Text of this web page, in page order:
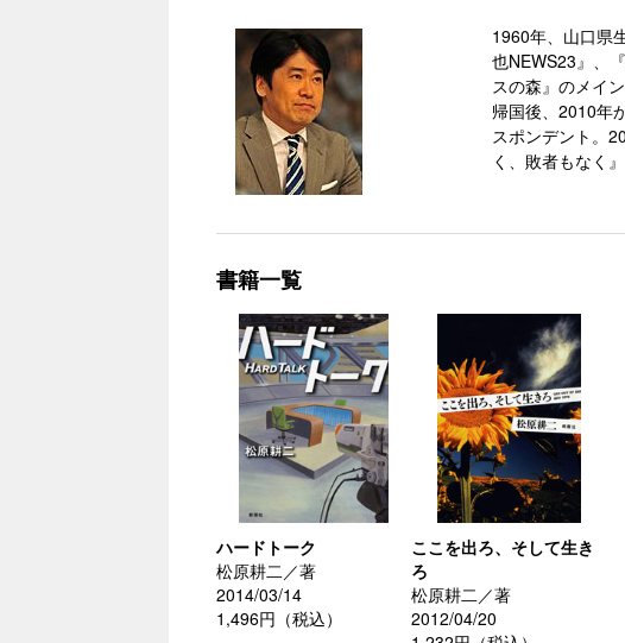
1960年、山口県
也NEWS23』、
スの森』のメイ
帰国後、2010年
スポンデント。
く、敗者もなく
書籍一覧
ハードトーク
松原耕二／著
2014/03/14
1,496円（税込）
ここを出ろ、そして生き
ろ
松原耕二／著
2012/04/20